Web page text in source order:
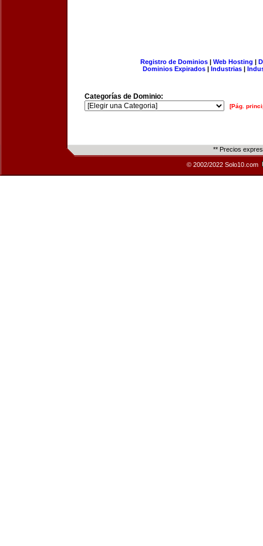
Registro de Dominios| Web Hosting |
Dominios Expirados | Industrias |
Categorías de Dominio:
[Pág.
** Precios
© 2002/2022 Solo10.com